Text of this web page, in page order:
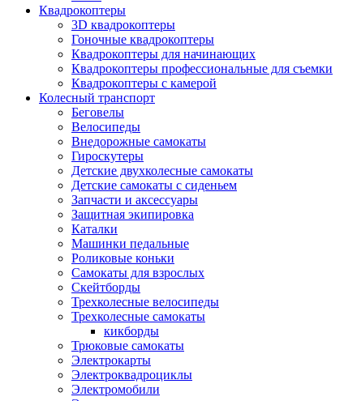
Квадрокоптеры
3D квадрокоптеры
Гоночные квадрокоптеры
Квадрокоптеры для начинающих
Квадрокоптеры профессиональные для съемки
Квадрокоптеры с камерой
Колесный транспорт
Беговелы
Велосипеды
Внедорожные самокаты
Гироскутеры
Детские двухколесные самокаты
Детские самокаты с сиденьем
Запчасти и аксессуары
Защитная экипировка
Каталки
Машинки педальные
Роликовые коньки
Самокаты для взрослых
Скейтборды
Трехколесные велосипеды
Трехколесные самокаты
кикборды
Трюковые самокаты
Электрокарты
Электроквадроциклы
Электромобили